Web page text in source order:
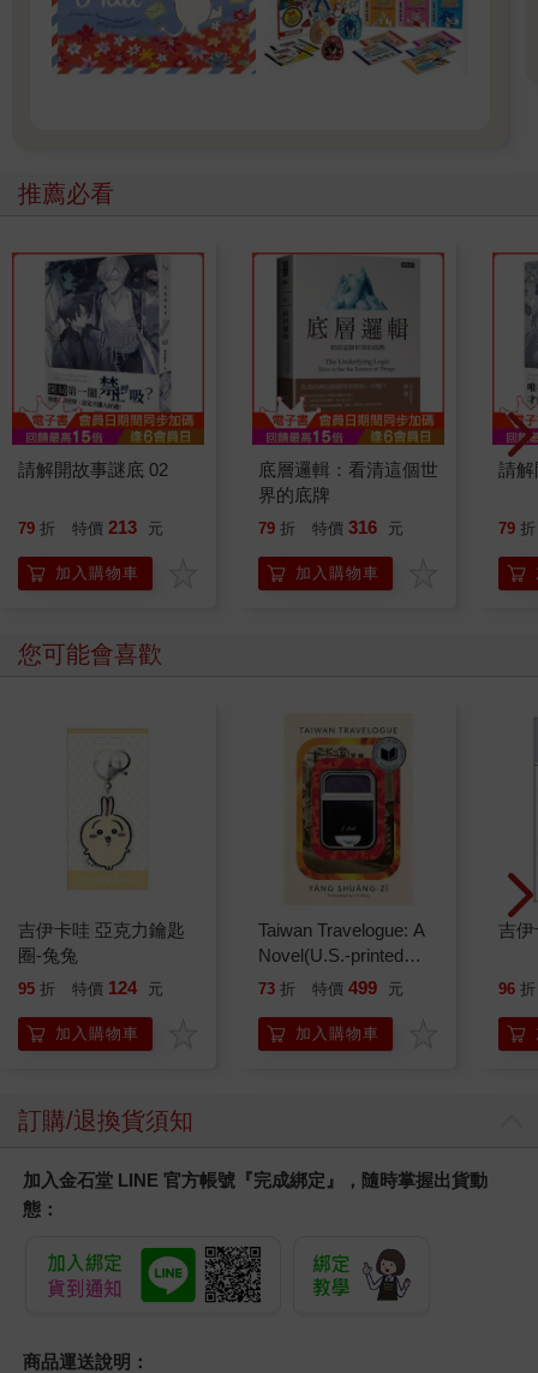
推薦必看
請解開故事謎底 02
79 折 特價 213 元
加入購物車
底層邏輯：看清這個世
界的底牌
79 折 特價 316 元
加入購物車
請解
79 折
您可能會喜歡
吉伊卡哇 亞克力鑰匙
圈-兔兔
95 折 特價 124 元
加入購物車
Taiwan Travelogue: A
Novel(U.S.-printed
edition)
73 折 特價 499 元
加入購物車
吉
96 折
訂購/退換貨須知
加入金石堂 LINE 官方帳號『完成綁定』，隨時掌握出貨動
態：
商品運送說明：